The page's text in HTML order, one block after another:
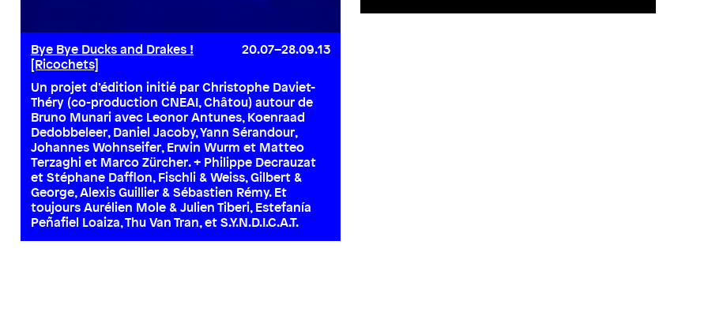
Bye Bye Ducks and Drakes !
[Ricochets]
20.07–28.09.13
Un projet d’édition initié par Christophe Daviet-
Théry (co-production CNEAI, Châtou) autour de
Bruno Munari avec Leonor Antunes, Koenraad
Dedobbeleer, Daniel Jacoby, Yann Sérandour,
Johannes Wohnseifer, Erwin Wurm et Matteo
Terzaghi et Marco Zürcher. + Philippe Decrauzat
et Stéphane Dafflon, Fischli & Weiss, Gilbert &
George, Alexis Guillier & Sébastien Rémy. Et
toujours Aurélien Mole & Julien Tiberi, Estefanía
Peñafiel Loaiza, Thu Van Tran, et S.Y.N.D.I.C.A.T.